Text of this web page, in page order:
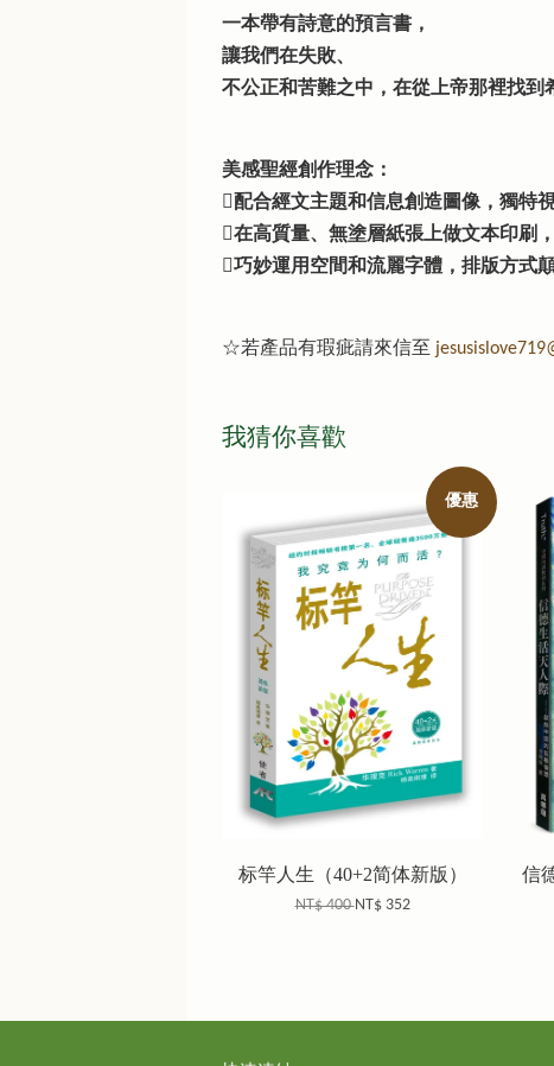
一本帶有詩意的預言書，
讓我們在失敗、
不公正和苦難之中，在從上帝那裡找到
美感聖經創作理念：
配合經文主題和信息創造圖像，獨特
在高質量、無塗層紙張上做文本印刷
巧妙運用空間和流麗字體，排版方式
☆若產品有瑕疵請來信至
我猜你喜歡
優惠
标竿人生（40+2简体新版）
NT$ 400NT$ 352
信